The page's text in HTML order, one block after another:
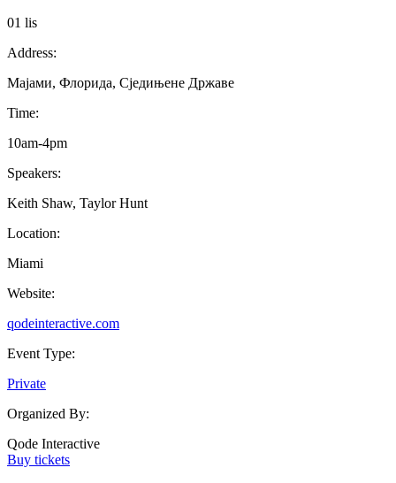
01 lis
Address:
Мајами, Флорида, Сједињене Државе
Time:
10am-4pm
Speakers:
Keith Shaw, Taylor Hunt
Location:
Miami
Website:
qodeinteractive.com
Event Type:
Private
Organized By:
Qode Interactive
Buy tickets